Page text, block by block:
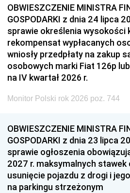
OBWIESZCZENIE MINISTRA
GOSPODARKI z dnia 24 lipca
sprawie określenia wysokości
rekompensat wypłacanych
wniosły przedpłaty na zakup
osobowych marki Fiat 126p
na IV kwartał 2026 r.
Monitor Polski rok 2026 poz. 744
OBWIESZCZENIE MINISTRA
GOSPODARKI z dnia 23 lipca
sprawie ogłoszenia
2027 r. maksymalnych stawek
usunięcie pojazdu z drogi i
na parkingu strzeżonym